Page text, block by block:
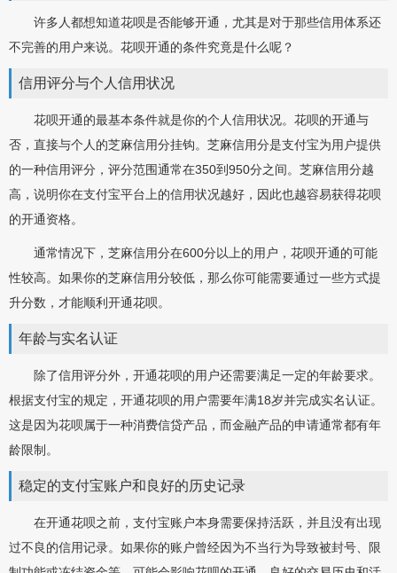
许多人都想知道花呗是否能够开通，尤其是对于那些信用体系还
不完善的用户来说。花呗开通的条件究竟是什么呢？
信用评分与个人信用状况
花呗开通的最基本条件就是你的个人信用状况。花呗的开通与
否，直接与个人的芝麻信用分挂钩。芝麻信用分是支付宝为用户提供
的一种信用评分，评分范围通常在350到950分之间。芝麻信用分越
高，说明你在支付宝平台上的信用状况越好，因此也越容易获得花呗
的开通资格。
通常情况下，芝麻信用分在600分以上的用户，花呗开通的可能
性较高。如果你的芝麻信用分较低，那么你可能需要通过一些方式提
升分数，才能顺利开通花呗。
年龄与实名认证
除了信用评分外，开通花呗的用户还需要满足一定的年龄要求。
根据支付宝的规定，开通花呗的用户需要年满18岁并完成实名认证。
这是因为花呗属于一种消费信贷产品，而金融产品的申请通常都有年
龄限制。
稳定的支付宝账户和良好的历史记录
在开通花呗之前，支付宝账户本身需要保持活跃，并且没有出现
过不良的信用记录。如果你的账户曾经因为不当行为导致被封号、限